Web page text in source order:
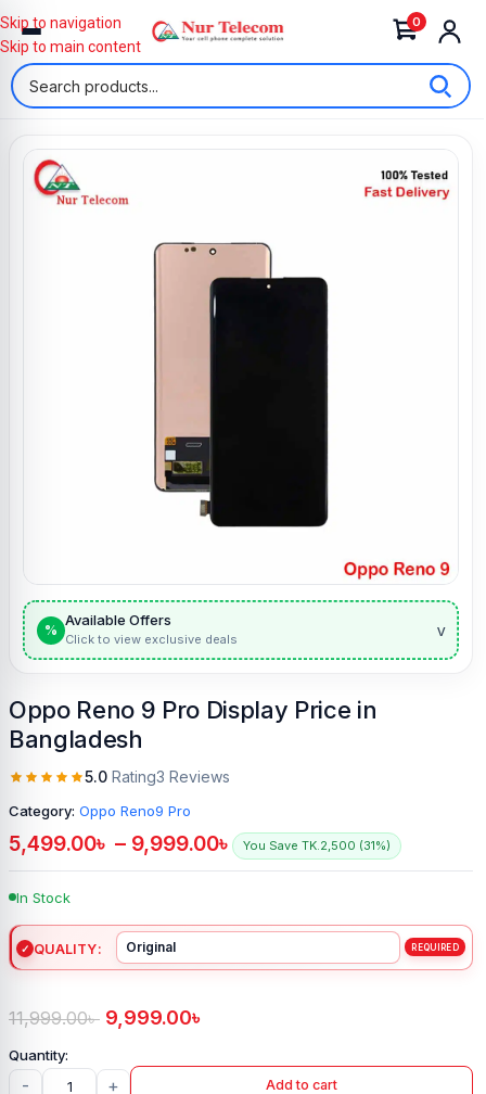
0
Skip to navigation
Skip to main content
%
Available Offers
Click to view exclusive deals v
Oppo Reno 9 Pro Display Price in
Bangladesh
5.0 Rating3 Reviews
Category: Oppo Reno9 Pro
5,499.00৳ – 9,999.00৳ You Save TK.2,500 (31%)
In Stock
QUALITY
11,999.00৳ 9,999.00৳
- + Add to cart